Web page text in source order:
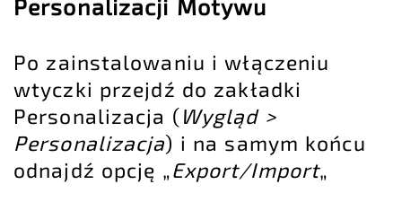
Personalizacji Motywu
Po zainstalowaniu i włączeniu
wtyczki przejdź do zakładki
Personalizacja (Wygląd >
Personalizacja) i na samym końcu
odnajdź opcję „Export/Import„